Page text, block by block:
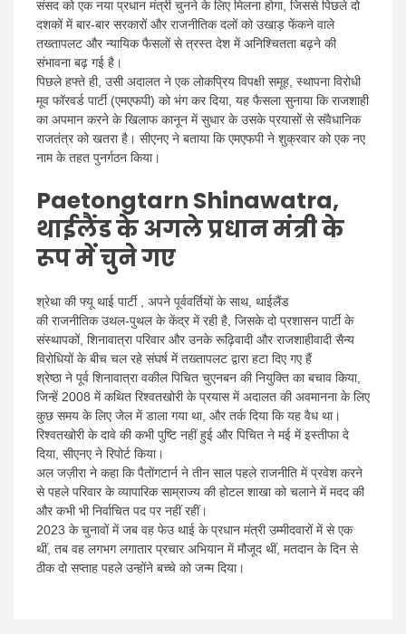
संसद को एक नया प्रधान मंत्री चुनने के लिए मिलना होगा, जिससे पिछले दो
दशकों में बार-बार सरकारों और राजनीतिक दलों को उखाड़ फेंकने वाले
तख्तापलट और न्यायिक फैसलों से त्रस्त देश में अनिश्चितता बढ़ने की
संभावना बढ़ गई है।
पिछले हफ्ते ही, उसी अदालत ने एक लोकप्रिय विपक्षी समूह, स्थापना विरोधी
मूव फॉरवर्ड पार्टी (एमएफपी) को भंग कर दिया, यह फैसला सुनाया कि राजशाही
का अपमान करने के खिलाफ कानून में सुधार के उसके प्रयासों से संवैधानिक
राजतंत्र को खतरा है। सीएनए ने बताया कि एमएफपी ने शुक्रवार को एक नए
नाम के तहत पुनर्गठन किया।
Paetongtarn Shinawatra,
थाईलैंड के अगले प्रधान मंत्री के
रूप में चुने गए
श्रेथा की फ्यू थाई पार्टी , अपने पूर्ववर्तियों के साथ, थाईलैंड
की राजनीतिक उथल-पुथल के केंद्र में रही है, जिसके दो प्रशासन पार्टी के
संस्थापकों, शिनावात्रा परिवार और उनके रूढ़िवादी और राजशाहीवादी सैन्य
विरोधियों के बीच चल रहे संघर्ष में तख्तापलट द्वारा हटा दिए गए हैं
श्रेष्ठा ने पूर्व शिनावात्रा वकील पिचित चुएनबन की नियुक्ति का बचाव किया,
जिन्हें 2008 में कथित रिश्वतखोरी के प्रयास में अदालत की अवमानना ​​के लिए
कुछ समय के लिए जेल में डाला गया था, और तर्क दिया कि यह वैध था।
रिश्वतखोरी के दावे की कभी पुष्टि नहीं हुई और पिचित ने मई में इस्तीफा दे
दिया, सीएनए ने रिपोर्ट किया।
अल जज़ीरा ने कहा कि पैतोंगटार्न ने तीन साल पहले राजनीति में प्रवेश करने
से पहले परिवार के व्यापारिक साम्राज्य की होटल शाखा को चलाने में मदद की
और कभी भी निर्वाचित पद पर नहीं रहीं।
2023 के चुनावों में जब वह फेउ थाई के प्रधान मंत्री उम्मीदवारों में से एक
थीं, तब वह लगभग लगातार प्रचार अभियान में मौजूद थीं, मतदान के दिन से
ठीक दो सप्ताह पहले उन्होंने बच्चे को जन्म दिया।